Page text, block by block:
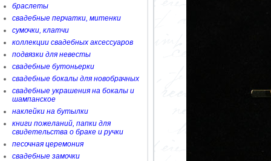
браслеты
свадебные перчатки, митенки
сумочки, клатчи
коллекции свадебных аксессуаров
подвязки для невесты
свадебные бутоньерки
свадебные бокалы для новобрачных
свадебные украшения на бокалы и
шампанское
наклейки на бутылки
книги пожеланий, папки для
свидетельства о браке и ручки
песочная церемония
свадебные замочки